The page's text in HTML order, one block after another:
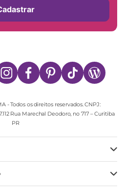
- Todos os direitos reservados. CNPJ:
Rua Marechal Deodoro, no 717 – Curitiba
PR